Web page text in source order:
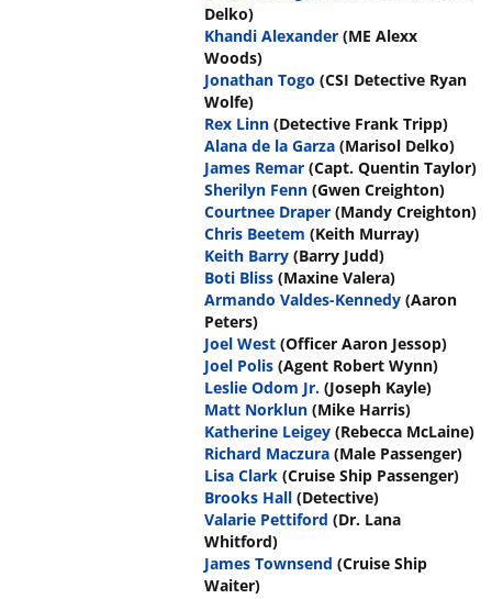
Delko)
Khandi Alexander (ME Alexx
Woods)
Jonathan Togo (CSI Detective Ryan
Wolfe)
Rex Linn (Detective Frank Tripp)
Alana de la Garza (Marisol Delko)
James Remar (Capt. Quentin Taylor)
Sherilyn Fenn (Gwen Creighton)
Courtnee Draper (Mandy Creighton)
Chris Beetem (Keith Murray)
Keith Barry (Barry Judd)
Boti Bliss (Maxine Valera)
Armando Valdes-Kennedy (Aaron
Peters)
Joel West (Officer Aaron Jessop)
Joel Polis (Agent Robert Wynn)
Leslie Odom Jr. (Joseph Kayle)
Matt Norklun (Mike Harris)
Katherine Leigey (Rebecca McLaine)
Richard Maczura (Male Passenger)
Lisa Clark (Cruise Ship Passenger)
Brooks Hall (Detective)
Valarie Pettiford (Dr. Lana
Whitford)
James Townsend (Cruise Ship
Waiter)